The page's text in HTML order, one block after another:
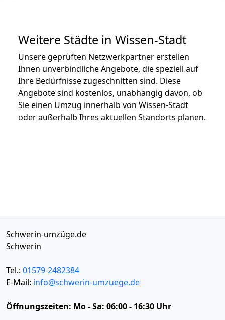
Weitere Städte in Wissen-Stadt
Unsere geprüften Netzwerkpartner erstellen
Ihnen unverbindliche Angebote, die speziell auf
Ihre Bedürfnisse zugeschnitten sind. Diese
Angebote sind kostenlos, unabhängig davon, ob
Sie einen Umzug innerhalb von Wissen-Stadt
oder außerhalb Ihres aktuellen Standorts planen.
Schwerin-umzüge.de
Schwerin
Tel.: 01579-2482384
E-Mail: info@schwerin-umzuege.de
Öffnungszeiten: Mo - Sa: 06:00 - 16:30 Uhr